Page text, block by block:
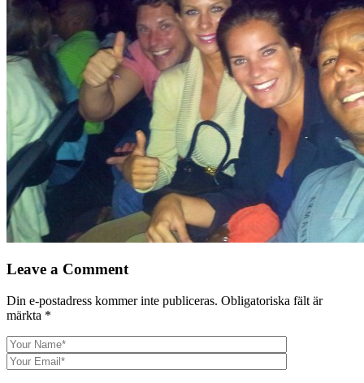
Leave a Comment
Din e-postadress kommer inte publiceras. Obligatoriska fält är
märkta *